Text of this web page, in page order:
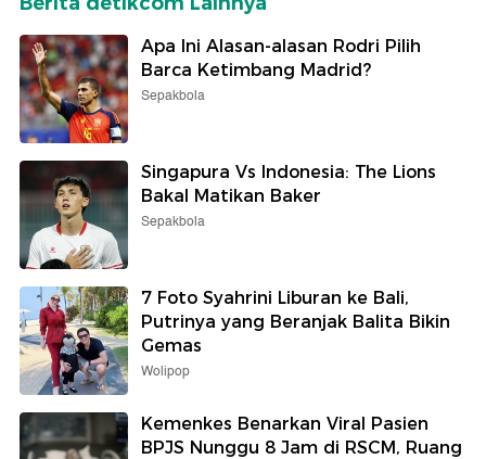
Apa Ini Alasan-alasan Rodri Pilih
Barca Ketimbang Madrid?
Sepakbola
Singapura Vs Indonesia: The Lions
Bakal Matikan Baker
Sepakbola
7 Foto Syahrini Liburan ke Bali,
Putrinya yang Beranjak Balita Bikin
Gemas
Wolipop
Kemenkes Benarkan Viral Pasien
BPJS Nunggu 8 Jam di RSCM, Ruang